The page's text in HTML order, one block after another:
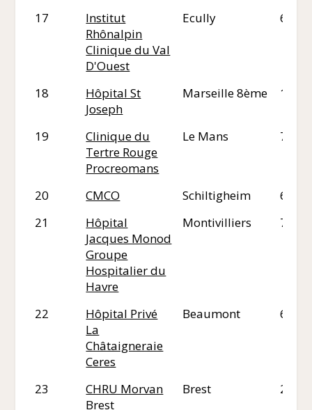
17
Institut
Rhônalpin
Clinique du Val
D'Ouest
Ecully 69
18
Hôpital St
Joseph
Marseille 8ème 13
19
Clinique du
Tertre Rouge
Procreomans
Le Mans 72
20 CMCO Schiltigheim
67
21
Hôpital
Jacques Monod
Groupe
Hospitalier du
Havre
Montivilliers 76
22
Hôpital Privé
La
Châtaigneraie
Ceres
Beaumont 63
23
CHRU Morvan
Brest
Brest 29